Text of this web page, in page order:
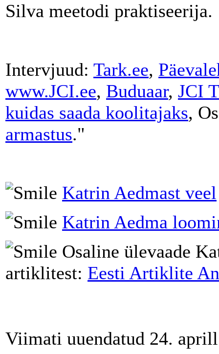
Silva meetodi praktiseerija.
Intervjuud: Tark.ee,
www.JCI.ee, Buduaar, JCI
kuidas saada koolitajaks,
armastus."
Katrin Aedmast veel
Katrin Aedma
Osaline ülevaade
artiklitest: Eesti Artiklite
Viimati uuendatud 24.